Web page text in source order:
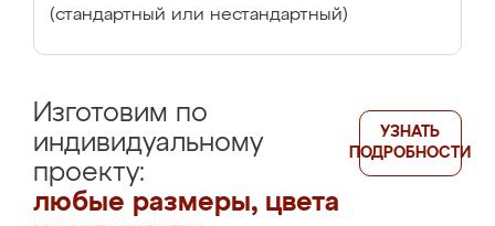
(стандартный или нестандартный)
Изготовим по
индивидуальному
проекту:
любые размеры, цвета
УЗНАТЬ
ПОДРОБНОСТИ